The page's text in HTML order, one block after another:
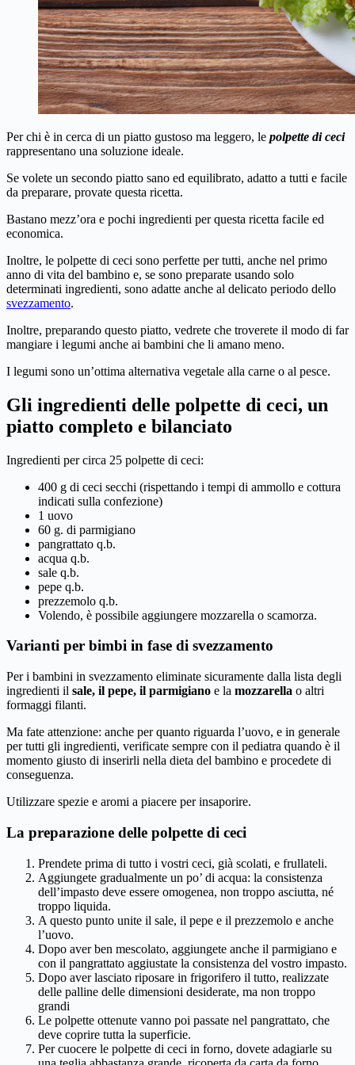
Per chi è in cerca di un piatto gustoso ma leggero, le polpette di ceci
rappresentano una soluzione ideale.
Se volete un secondo piatto sano ed equilibrato, adatto a tutti e facile
da preparare, provate questa ricetta.
Bastano mezz’ora e pochi ingredienti per questa ricetta facile ed
economica.
Inoltre, le polpette di ceci sono perfette per tutti, anche nel primo
anno di vita del bambino e, se sono preparate usando solo
determinati ingredienti, sono adatte anche al delicato periodo dello
svezzamento.
Inoltre, preparando questo piatto, vedrete che troverete il modo di far
mangiare i legumi anche ai bambini che li amano meno.
I legumi sono un’ottima alternativa vegetale alla carne o al pesce.
Gli ingredienti delle polpette di ceci, un
piatto completo e bilanciato
Ingredienti per circa 25 polpette di ceci:
400 g di ceci secchi (rispettando i tempi di ammollo e cottura
indicati sulla confezione)
1 uovo
60 g. di parmigiano
pangrattato q.b.
acqua q.b.
sale q.b.
pepe q.b.
prezzemolo q.b.
Volendo, è possibile aggiungere mozzarella o scamorza.
Varianti per bimbi in fase di svezzamento
Per i bambini in svezzamento eliminate sicuramente dalla lista degli
ingredienti il sale, il pepe, il parmigiano e la mozzarella o altri
formaggi filanti.
Ma fate attenzione: anche per quanto riguarda l’uovo, e in generale
per tutti gli ingredienti, verificate sempre con il pediatra quando è il
momento giusto di inserirli nella dieta del bambino e procedete di
conseguenza.
Utilizzare spezie e aromi a piacere per insaporire.
La preparazione delle polpette di ceci
Prendete prima di tutto i vostri ceci, già scolati, e frullateli.
Aggiungete gradualmente un po’ di acqua: la consistenza
dell’impasto deve essere omogenea, non troppo asciutta, né
troppo liquida.
A questo punto unite il sale, il pepe e il prezzemolo e anche
l’uovo.
Dopo aver ben mescolato, aggiungete anche il parmigiano e
con il pangrattato aggiustate la consistenza del vostro impasto.
Dopo aver lasciato riposare in frigorifero il tutto, realizzate
delle palline delle dimensioni desiderate, ma non troppo
grandi
Le polpette ottenute vanno poi passate nel pangrattato, che
deve coprire tutta la superficie.
Per cuocere le polpette di ceci in forno, dovete adagiarle su